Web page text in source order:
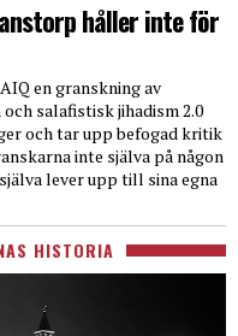
håller inte för
en granskning av
salafistisk jihadism 2.0
och tar upp befogad kritik
inte själva på någon
lever upp till sina egna
HISTORIA